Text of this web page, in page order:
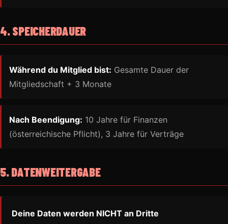
4. SPEICHERDAUER
Während du Mitglied bist: Gesamte Dauer der
Mitgliedschaft + 3 Monate
Nach Beendigung: 10 Jahre für Finanzen
(österreichische Pflicht), 3 Jahre für Verträge
5. DATENWEITERGABE
Deine Daten werden NICHT an Dritte